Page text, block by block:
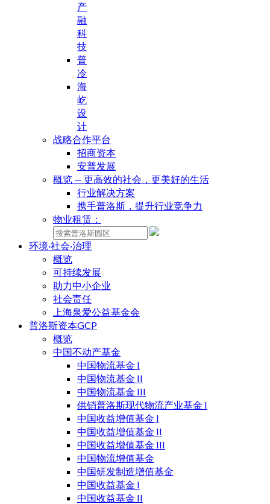
产
融
科
技
普
冷
海
屹
设
计
战略合作平台
招商资本
安普发展
概览 — 更高效的社会，更美好的生活
行业解决方案
携手普洛斯，提升行业竞争力
物业租赁：
环境·社会·治理
概览
可持续发展
助力中小企业
社会责任
上海泉爱公益基金会
普洛斯资本GCP
概览
中国不动产基金
中国物流基金 I
中国物流基金 II
中国物流基金 III
供销普洛斯现代物流产业基金 I
中国收益增值基金 I
中国收益增值基金 II
中国收益增值基金 III
中国物流增值基金
中国研发制造增值基金
中国收益基金 I
中国收益基金 II